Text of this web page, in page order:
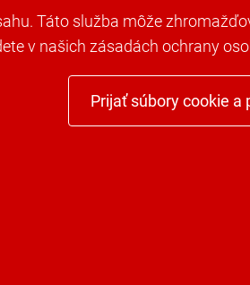
Táto služba môže
v našich zásadách ochrany
Prijať súbory cookie a